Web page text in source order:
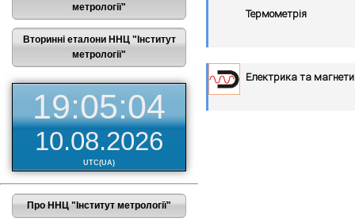
метрології"
Вторинні еталони ННЦ "Інститут
метрології"
19:05:05
10.08.2026
UTC(UA)
Про ННЦ "Інститут метрології"
Термометрія
Електрика та